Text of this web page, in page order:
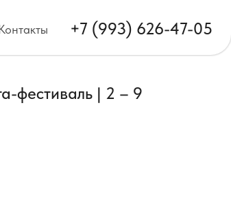
+7 (993) 626-47-05
фестиваль | 2 – 9